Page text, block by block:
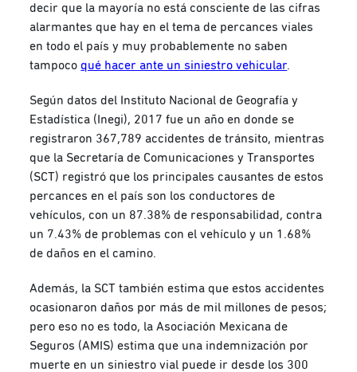
decir que la mayoría no está consciente de las cifras
alarmantes que hay en el tema de percances viales
en todo el país y muy probablemente no saben
tampocoqué hacer ante un siniestro vehicular.
Según datos del Instituto Nacional de Geografía y
Estadística (Inegi), 2017 fue un año en donde se
registraron 367,789 accidentes de tránsito, mientras
que la Secretaría de Comunicaciones y Transportes
(SCT) registró que los principales causantes de estos
percances en el país son los conductores de
vehículos, con un 87.38% de responsabilidad, contra
un 7.43% de problemas con el vehículo y un 1.68%
de daños en el camino.
Además, la SCT también estima que estos accidentes
ocasionaron daños por más de mil millones de pesos;
pero eso no es todo, la Asociación Mexicana de
Seguros (AMIS) estima que una indemnización por
muerte en un siniestro vial puede ir desde los 300